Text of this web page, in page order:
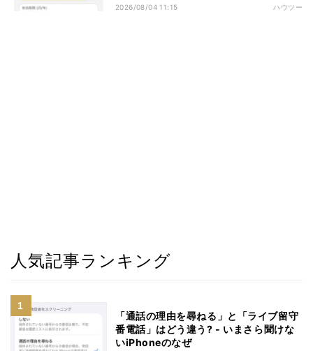
2026/08/04 11:15 ハウツー
人気記事ランキング
「通話の理由を尋ねる」と「ライブ留守
番電話」はどう違う? - いまさら聞けな
いiPhoneのなぜ